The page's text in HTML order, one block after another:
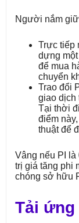
Người nắm
Trực tiếp
dựng
để mua
chuyển
Trao đổi
giao dịch
Tại thời
điểm
thuật để
Vâng nếu PI là
trị giá tăng phi
chóng sở hữu
Tải ứng